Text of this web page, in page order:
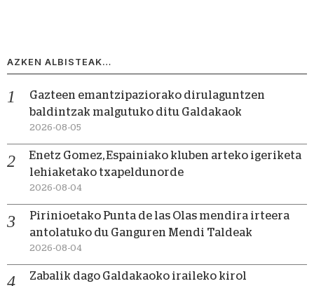
AZKEN ALBISTEAK…
Gazteen emantzipaziorako dirulaguntzen
baldintzak malgutuko ditu Galdakaok
2026-08-05
Enetz Gomez, Espainiako kluben arteko igeriketa
lehiaketako txapeldunorde
2026-08-04
Pirinioetako Punta de las Olas mendira irteera
antolatuko du Ganguren Mendi Taldeak
2026-08-04
Zabalik dago Galdakaoko iraileko kirol